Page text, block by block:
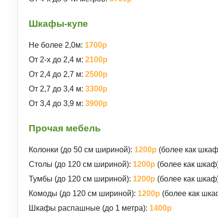
Шкафы-купе
Не более 2,0м: 1700р
От 2-х до 2,4 м: 2100р
От 2,4 до 2,7 м: 2500р
От 2,7 до 3,4 м: 3300р
От 3,4 до 3,9 м: 3900р
Прочая мебель
Колонки (до 50 см шириной): 1200р (более как
Столы (до 120 см шириной): 1200р (более как
Тумбы (до 120 см шириной): 1200р (более как
Комоды (до 120 см шириной): 1200р (более как
Шкафы распашные (до 1 метра): 1400р